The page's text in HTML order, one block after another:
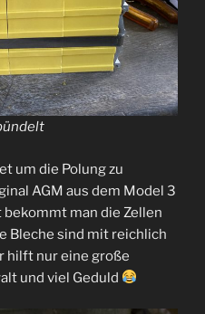
um die Polung zu
AGM aus dem Model 3
man die Zellen
Bleche sind mit reichlich
hilft nur eine große
und viel Geduld